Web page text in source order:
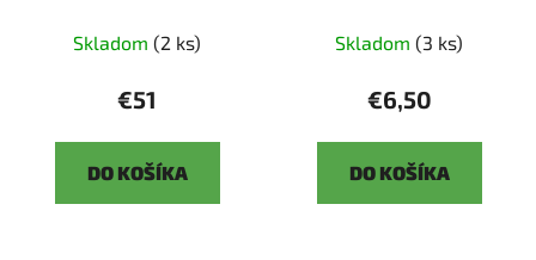
Skladom (2 ks)
€51
DO KOŠÍKA
Skladom (3 ks)
€6,50
DO KOŠÍKA